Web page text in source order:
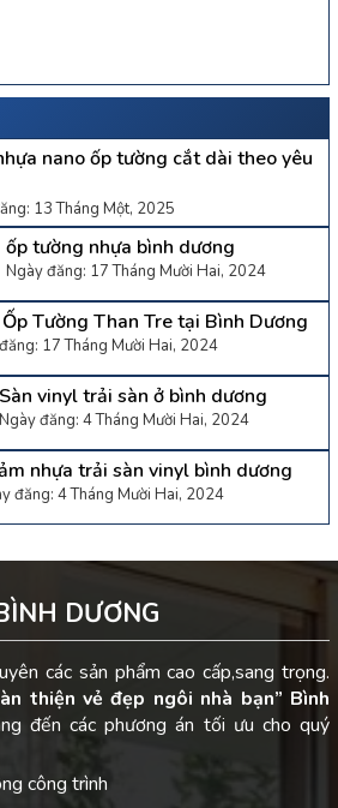
nano ốp tường cắt dài theo yêu
13 Tháng Một, 2025
ốp tường nhựa bình dương
Ngày đăng: 17 Tháng Mười Hai, 2024
Tường Than Tre tại Bình Dương
17 Tháng Mười Hai, 2024
Sàn vinyl trải sàn ở bình dương
Ngày đăng: 4 Tháng Mười Hai, 2024
nhựa trải sàn vinyl bình dương
đăng: 4 Tháng Mười Hai, 2024
DƯƠNG
các sản phẩm cao cấp,sang trọng.
thiện vẻ đẹp ngôi nhà bạn” Bình
đến các phương án tối ưu cho quý
công trình